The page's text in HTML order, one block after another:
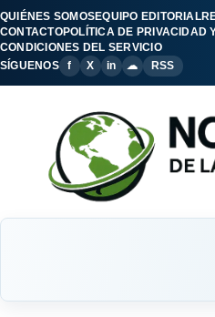
QUIÉNES SOMOSEQUIPO EDITORIAL
CONTACTOPOLÍTICA DE PRIVACIDAD
CONDICIONES DEL SERVICIO
SÍGUENOS
f X in ☁ RSS